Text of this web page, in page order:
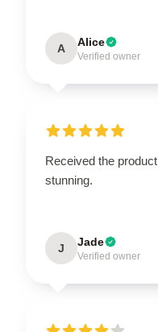
A Alice
Verified owner
Received the
stunning.
J Jade
Verified owner